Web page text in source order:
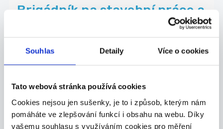
Souhlas Detaily Více o cookies
Tato webová stránka používá cookies
Cookies nejsou jen sušenky, je to i způsob, kterým nám
pomáháte ve zlepšování funkcí i obsahu na webu. Díky
vašemu souhlasu s využíváním cookies pro měření
Brigádník na stavební práce a
staveb...
Nově přidáno TOP